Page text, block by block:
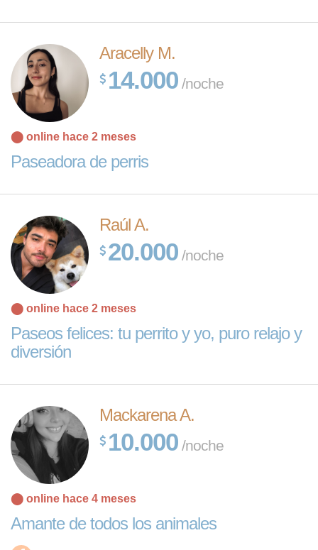
Aracelly M.
14.000 /noche
⬤ online hace 2 meses
Paseadora de perris
Raúl A.
20.000 /noche
⬤ online hace 2 meses
Paseos felices: tu perrito y yo, puro relajo y
diversión
Mackarena A.
10.000 /noche
⬤ online hace 4 meses
Amante de todos los animales